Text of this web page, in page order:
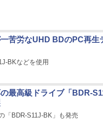
苦労なUHD BDのPC再生
BKなどを使用
最高級ドライブ「BDR-
「BDR-S11J-BK」も発売